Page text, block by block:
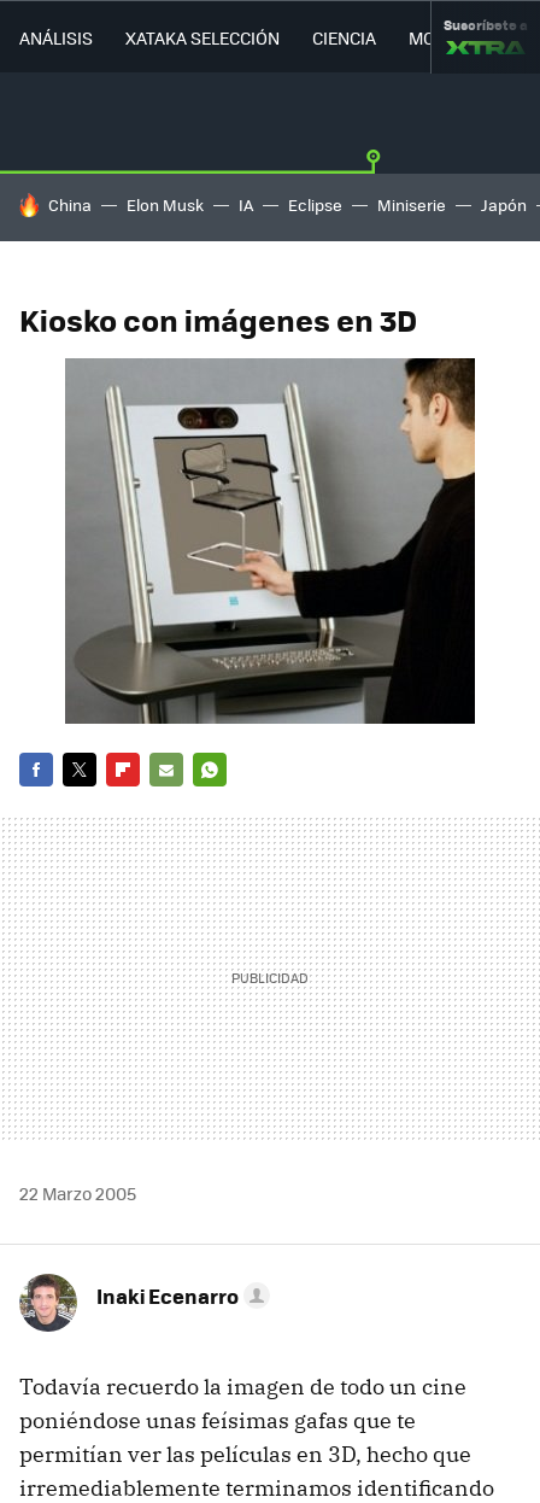
ANÁLISIS XATAKA SELECCIÓN CIENCIA MOVILIDAD
Suscríbete a
HOY SE HABLA DE
China Elon Musk IA Eclipse Miniserie Japón
Kiosko con imágenes en 3D
MAIL
22 Marzo 2005
Inaki Ecenarro
Todavía recuerdo la imagen de todo un cine
poniéndose unas feísimas gafas que te
permitían ver las películas en 3D, hecho que
irremediablemente terminamos identificando